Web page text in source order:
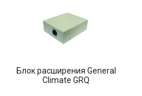
Блок расширения General
Climate GRQ